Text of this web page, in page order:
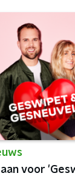
aan voor